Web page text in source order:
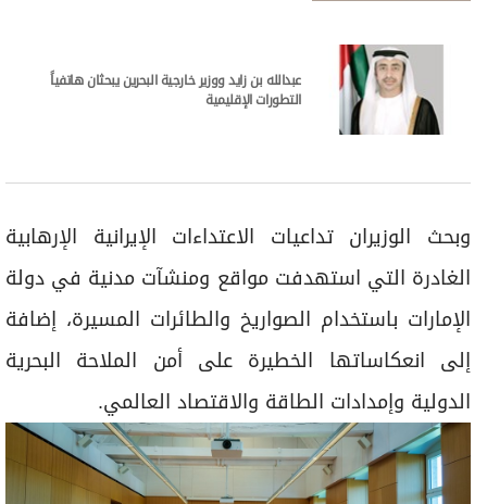
عبدالله بن زايد ووزير خارجية البحرين يبحثان هاتفياً
التطورات الإقليمية
وبحث الوزيران تداعيات الاعتداءات الإيرانية الإرهابية
الغادرة التي استهدفت مواقع ومنشآت مدنية في دولة
الإمارات باستخدام الصواريخ والطائرات المسيرة، إضافة
إلى انعكاساتها الخطيرة على أمن الملاحة البحرية
الدولية وإمدادات الطاقة والاقتصاد العالمي.